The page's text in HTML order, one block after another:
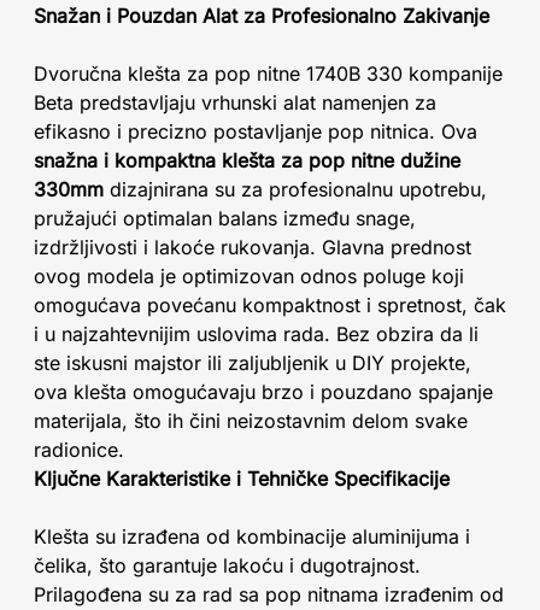
Snažan i Pouzdan Alat za Profesionalno Zakivanje
Dvoručna klešta za pop nitne 1740B 330 kompanije
Beta predstavljaju vrhunski alat namenjen za
efikasno i precizno postavljanje pop nitnica. Ova
snažna i kompaktna klešta za pop nitne dužine
330mm dizajnirana su za profesionalnu upotrebu,
pružajući optimalan balans između snage,
izdržljivosti i lakoće rukovanja. Glavna prednost
ovog modela je optimizovan odnos poluge koji
omogućava povećanu kompaktnost i spretnost, čak
i u najzahtevnijim uslovima rada. Bez obzira da li
ste iskusni majstor ili zaljubljenik u DIY projekte,
ova klešta omogućavaju brzo i pouzdano spajanje
materijala, što ih čini neizostavnim delom svake
radionice.
Ključne Karakteristike i Tehničke Specifikacije
Klešta su izrađena od kombinacije aluminijuma i
čelika, što garantuje lakoću i dugotrajnost.
Prilagođena su za rad sa pop nitnama izrađenim od